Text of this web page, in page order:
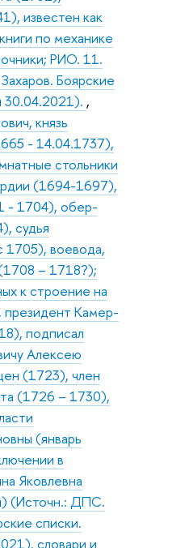
известен как
по механике
РИО. 11.
Боярские
30.04.2021). ,
князь
- 14.04.1737),
стольники
(1694-1697),
- 1704), обер-
судья
1705), воевода,
– 1718?);
к строение на
Камер-
подписал
Алексею
(1723), член
(1726 – 1730),
(январь
в
Яковлевна
(Источн.: ДПС.
списки.
словари и